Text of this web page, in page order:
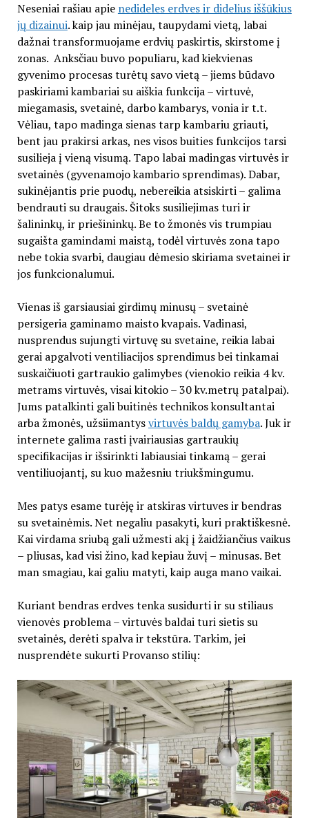
Neseniai rašiau apie nedideles erdves ir didelius iššūkius
jų dizainui. kaip jau minėjau, taupydami vietą, labai
dažnai transformuojame erdvių paskirtis, skirstome į
zonas. Anksčiau buvo populiaru, kad kiekvienas
gyvenimo procesas turėtų savo vietą – jiems būdavo
paskiriami kambariai su aiškia funkcija – virtuvė,
miegamasis, svetainė, darbo kambarys, vonia ir t.t.
Vėliau, tapo madinga sienas tarp kambariu griauti,
bent jau prakirsi arkas, nes visos buities funkcijos tarsi
susilieja į vieną visumą. Tapo labai madingas virtuvės ir
svetainės (gyvenamojo kambario sprendimas). Dabar,
sukinėjantis prie puodų, nebereikia atsiskirti – galima
bendrauti su draugais. Šitoks susiliejimas turi ir
šalininkų, ir priešininkų. Be to žmonės vis trumpiau
sugaišta gamindami maistą, todėl virtuvės zona tapo
nebe tokia svarbi, daugiau dėmesio skiriama svetainei ir
jos funkcionalumui.
Vienas iš garsiausiai girdimų minusų – svetainė
persigeria gaminamo maisto kvapais. Vadinasi,
nusprendus sujungti virtuvę su svetaine, reikia labai
gerai apgalvoti ventiliacijos sprendimus bei tinkamai
suskaičiuoti gartraukio galimybes (vienokio reikia 4 kv.
metrams virtuvės, visai kitokio – 30 kv.metrų patalpai).
Jums patalkinti gali buitinės technikos konsultantai
arba žmonės, užsiimantysvirtuvės baldų gamyba. Juk ir
internete galima rasti įvairiausias gartraukių
specifikacijas ir išsirinkti labiausiai tinkamą – gerai
ventiliuojantį, su kuo mažesniu triukšmingumu.
Mes patys esame turėję ir atskiras virtuves ir bendras
su svetainėmis. Net negaliu pasakyti, kuri praktiškesnė.
Kai virdama sriubą gali užmesti akį į žaidžiančius vaikus
– pliusas, kad visi žino, kad kepiau žuvį – minusas. Bet
man smagiau, kai galiu matyti, kaip auga mano vaikai.
Kuriant bendras erdves tenka susidurti ir su stiliaus
vienovės problema – virtuvės baldai turi sietis su
svetainės, derėti spalva ir tekstūra. Tarkim, jei
nusprendėte sukurti Provanso stilių: